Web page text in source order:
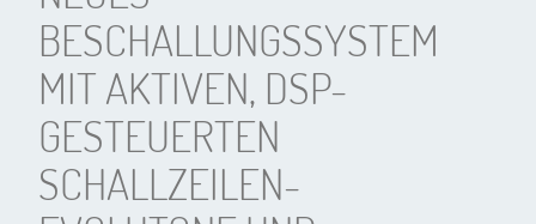
BESCHALLUNGSSYSTEM
MIT AKTIVEN, DSP-
GESTEUERTEN
SCHALLZEILEN-